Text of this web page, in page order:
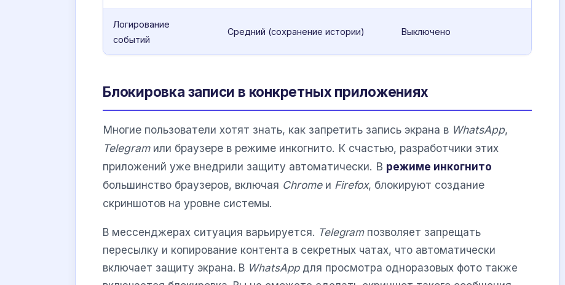
Логирование
событий
Средний (сохранение истории) Выключено
Блокировка записи в конкретных приложениях
Многие пользователи хотят знать, как запретить запись экрана в WhatsApp,
Telegramили браузере в режиме инкогнито. К счастью, разработчики этих
приложений уже внедрили защиту автоматически. В режиме инкогнито
большинство браузеров, включая Chromeи Firefox, блокируют создание
скриншотов на уровне системы.
В мессенджерах ситуация варьируется. Telegramпозволяет запрещать
пересылку и копирование контента в секретных чатах, что автоматически
включает защиту экрана. В WhatsAppдля просмотра одноразовых фото также